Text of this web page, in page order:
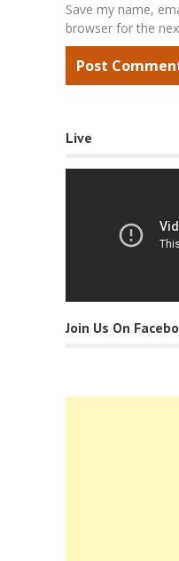
Save my name,
browser for the
Live
Join Us On